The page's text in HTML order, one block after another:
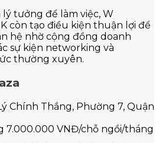
tưởng để làm việc, W
còn tạo điều kiện thuận lợi để
hệ nhờ cộng đồng doanh
sự kiện networking và
thường xuyên.
Lý Chính Thắng, Phường 7, Quận
7.000.000 VNĐ/chỗ ngồi/tháng